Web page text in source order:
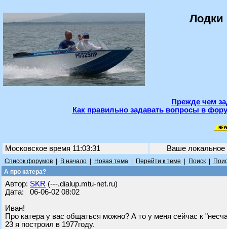
Лодки
Прежде чем
Как правильно задавать вопросы в
Московское время 11:03:31 Ваше
Список форумов В начало Новая тема Перейти к теме Поиск
А про катера?
Автор: SKR (---.dialup.mtu-net.ru)
Дата: 06-06-02 08:02
Иван!
Про катера у вас общаться можно? А то у меня сейчас к
23 я построил в 1977году.